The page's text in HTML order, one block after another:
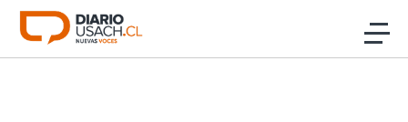
Click acá para ir directamente al contenido